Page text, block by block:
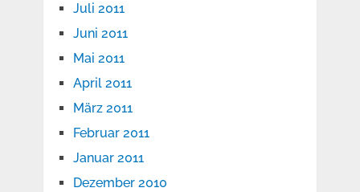
Juli 2011
Juni 2011
Mai 2011
April 2011
März 2011
Februar 2011
Januar 2011
Dezember 2010